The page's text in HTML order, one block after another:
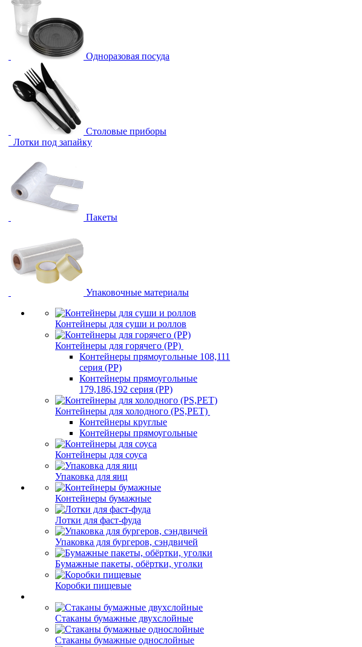
Одноразовая посуда
Столовые приборы
Лотки под запайку
Пакеты
Упаковочные материалы
Контейнеры для суши и роллов
Контейнеры для горячего (PP)
Контейнеры прямоугольные 108,111
серия (PP)
Контейнеры прямоугольные
179,186,192 серия (PP)
Контейнеры для холодного (PS,PET)
Контейнеры круглые
Контейнеры прямоугольные
Контейнеры для соуса
Упаковка для яиц
Контейнеры бумажные
Лотки для фаст-фуда
Упаковка для бургеров, сэндвичей
Бумажные пакеты, обёртки, уголки
Коробки пищевые
Стаканы бумажные двухслойные
Стаканы бумажные однослойные